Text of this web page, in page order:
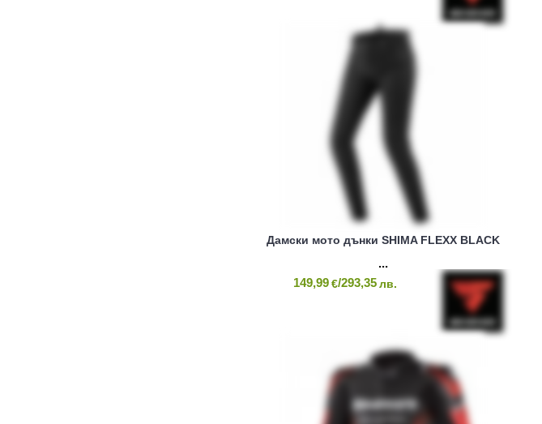
Дамски мото дънки SHIMA FLEXX BLACK
149,99 €/293,35 лв.